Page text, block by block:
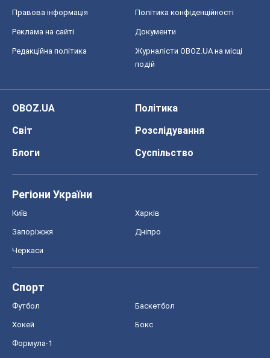
Правова інформація Політика конфіденційності
Реклама на сайті Документи
Редакційна політика
Журналісти OBOZ.UA на місці
подій
OBOZ.UA
Політика
Світ
Розслідування
Блоги
Суспільство
Регіони України
Київ Харків
Запоріжжя Дніпро
Черкаси
Спорт
Футбол Баскетбол
Хокей Бокс
Формула-1